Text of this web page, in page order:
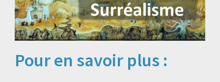
Pour en savoir plus :